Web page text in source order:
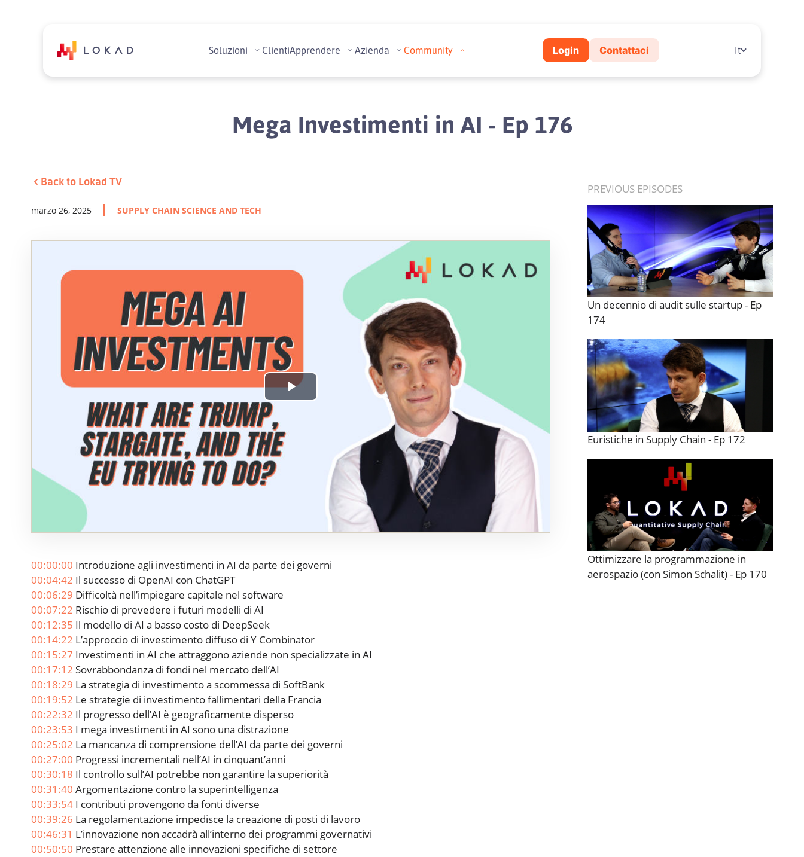
Soluzioni ClientiApprendere Azienda Community Login Contattaci It
Mega Investimenti in AI - Ep 176
Back to Lokad TV
marzo 26, 2025 SUPPLY CHAIN SCIENCE AND TECH
Play
00:00:00 Introduzione agli investimenti in AI da parte dei governi
00:04:42 Il successo di OpenAI con ChatGPT
00:06:29 Difficoltà nell’impiegare capitale nel software
00:07:22 Rischio di prevedere i futuri modelli di AI
00:12:35 Il modello di AI a basso costo di DeepSeek
00:14:22 L’approccio di investimento diffuso di Y Combinator
00:15:27 Investimenti in AI che attraggono aziende non specializzate in AI
00:17:12 Sovrabbondanza di fondi nel mercato dell’AI
00:18:29 La strategia di investimento a scommessa di SoftBank
00:19:52 Le strategie di investimento fallimentari della Francia
00:22:32 Il progresso dell’AI è geograficamente disperso
00:23:53 I mega investimenti in AI sono una distrazione
00:25:02 La mancanza di comprensione dell’AI da parte dei governi
00:27:00 Progressi incrementali nell’AI in cinquant’anni
00:30:18 Il controllo sull’AI potrebbe non garantire la superiorità
00:31:40 Argomentazione contro la superintelligenza
00:33:54 I contributi provengono da fonti diverse
00:39:26 La regolamentazione impedisce la creazione di posti di lavoro
00:46:31 L’innovazione non accadrà all’interno dei programmi governativi
00:50:50 Prestare attenzione alle innovazioni specifiche di settore
PREVIOUS EPISODES
Un decennio di audit sulle startup - Ep
174
Euristiche in Supply Chain - Ep 172
Ottimizzare la programmazione in
aerospazio (con Simon Schalit) - Ep 170